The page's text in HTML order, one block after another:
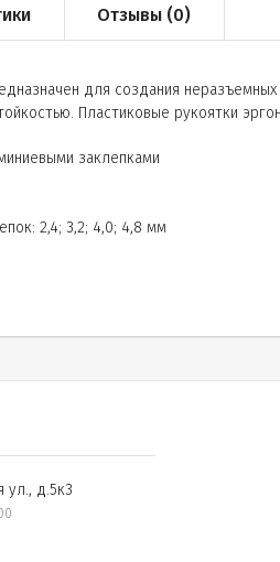
Отзывы (0)
для создания
Пластиковые рукоятки
заклепками
2,4; 3,2; 4,0; 4,8 мм
ул., д.5к3